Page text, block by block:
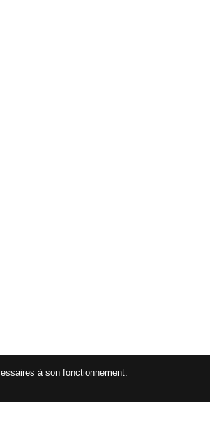
à son fonctionnement.